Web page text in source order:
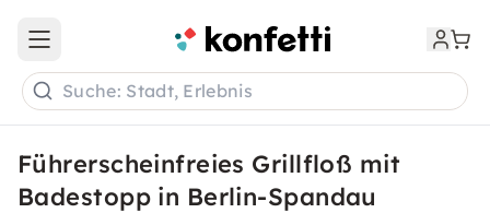
Open main menu
Suche: Stadt, Erlebnis
Führerscheinfreies Grillfloß mit
Badestopp in Berlin-Spandau